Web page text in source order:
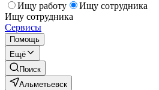
Ищу работу
Ищу сотрудника
Ищу сотрудника
Сервисы
Помощь
Ещё
Поиск
Альметьевск